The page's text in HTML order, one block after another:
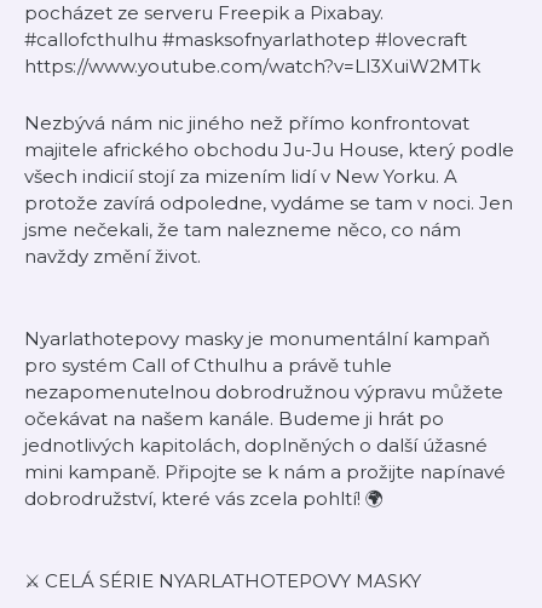
pocházet ze serveru Freepik a Pixabay.
#callofcthulhu #masksofnyarlathotep #lovecraft
https://www.youtube.com/watch?v=Ll3XuiW2MTk
Nezbývá nám nic jiného než přímo konfrontovat
majitele afrického obchodu Ju-Ju House, který podle
všech indicií stojí za mizením lidí v New Yorku. A
protože zavírá odpoledne, vydáme se tam v noci. Jen
jsme nečekali, že tam nalezneme něco, co nám
navždy změní život.
Nyarlathotepovy masky je monumentální kampaň
pro systém Call of Cthulhu a právě tuhle
nezapomenutelnou dobrodružnou výpravu můžete
očekávat na našem kanále. Budeme ji hrát po
jednotlivých kapitolách, doplněných o další úžasné
mini kampaně. Připojte se k nám a prožijte napínavé
dobrodružství, které vás zcela pohltí! 🌍
⚔️ CELÁ SÉRIE NYARLATHOTEPOVY MASKY